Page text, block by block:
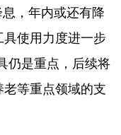
，年内或还有降
具使用力度进一步
仍是重点，后续将
等重点领域的支